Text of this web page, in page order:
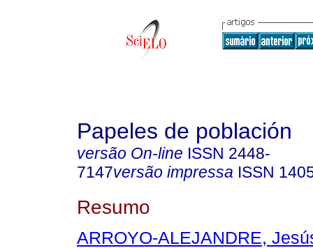
Papeles de población
versão On-line ISSN 2448-
7147versão impressa ISSN
Resumo
ARROYO-ALEJANDRE,